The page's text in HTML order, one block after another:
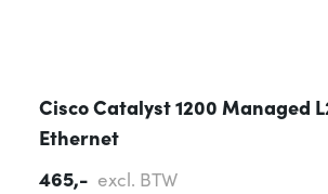
Cisco Catalyst 1200 Managed
Ethernet
465,- excl. BTW